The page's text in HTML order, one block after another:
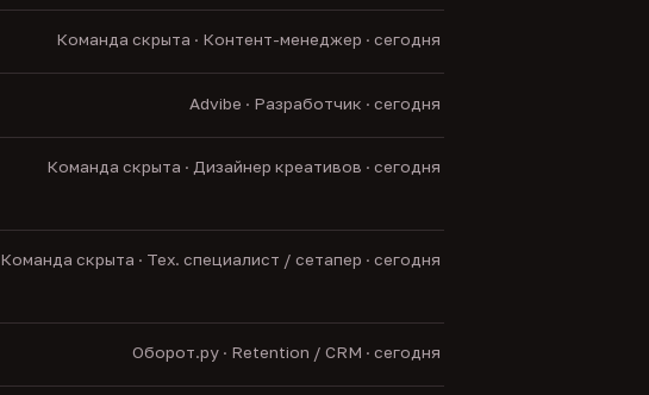
Команда скрыта · Контент-менеджер · сегодня
Advibe · Разработчик · сегодня
Команда скрыта · Дизайнер креативов · сегодня
Команда скрыта · Тех. специалист / сетапер · сегодня
Оборот.ру · Retention / CRM · сегодня